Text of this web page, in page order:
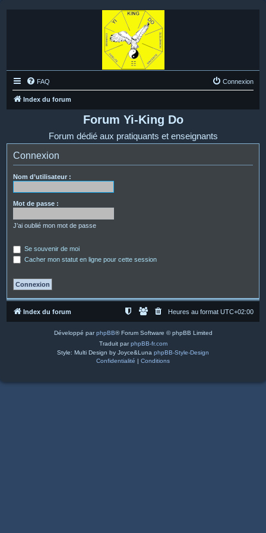
FAQ Connexion
Index du forum
Forum Yi-King Do
Forum dédié aux pratiquants et enseignants
Connexion
Nom d’utilisateur :
Mot de passe :
J’ai oublié mon mot de passe
Se souvenir de moi
Cacher mon statut en ligne pour cette session
Index du forum Heures au format UTC+02:00
Développé parphpBB® Forum Software © phpBB Limited
Traduit parphpBB-fr.com
Style: Multi Design by Joyce&Luna phpBB-Style-Design
Confidentialité | Conditions